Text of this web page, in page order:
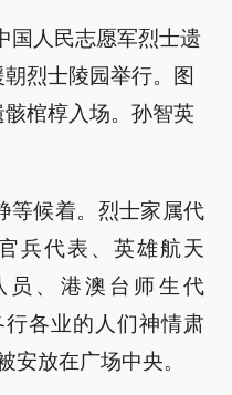
国人民志愿军烈士遗
烈士陵园举行。图
棺椁入场。孙智英
等候着。烈士家属代
兵代表、英雄航天
员、港澳台师生代
各业的人们神情肃
安放在广场中央。